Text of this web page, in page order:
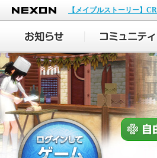
NEXON
【メイプルストーリー】